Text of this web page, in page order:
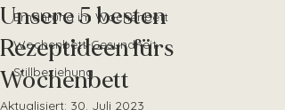
Ernährung im Wochenbett
Wochenbett-Gesundheit
Stillbeziehung
Unsere 5 besten
Rezeptideen fürs
Wochenbett
Aktualisiert: 30. Juli 2023